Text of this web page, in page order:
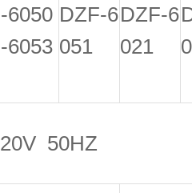
6050
6053
DZF-6
051
DZF-6
021
50HZ